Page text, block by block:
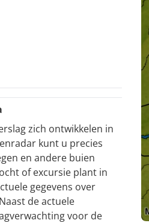
zich ontwikkelen in
kunt u precies
en andere buien
of excursie plant in
gegevens over
de actuele
voor de